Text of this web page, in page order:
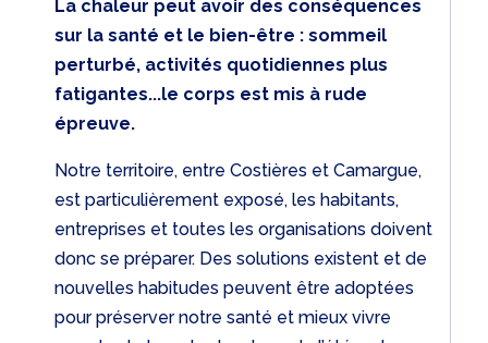
La chaleur peut avoir des conséquences
sur la santé et le bien-être : sommeil
perturbé, activités quotidiennes plus
fatigantes...le corps est mis à rude
épreuve.
Notre territoire, entre Costières et Camargue,
est particulièrement exposé, les habitants,
entreprises et toutes les organisations doivent
donc se préparer. Des solutions existent et de
nouvelles habitudes peuvent être adoptées
pour préserver notre santé et mieux vivre